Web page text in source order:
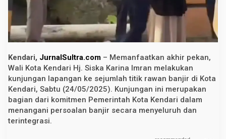
i
K
o
a
m
e
t
e
n
s
Kendari, JurnalSultra.com – Memanfaatkan akhir pekan,
Wali Kota Kendari Hj. Siska Karina Imran melakukan
kunjungan lapangan ke sejumlah titik rawan banjir di Kota
Kendari, Sabtu (24/05/2025). Kunjungan ini merupakan
bagian dari komitmen Pemerintah Kota Kendari dalam
menangani persoalan banjir secara menyeluruh dan
terintegrasi.